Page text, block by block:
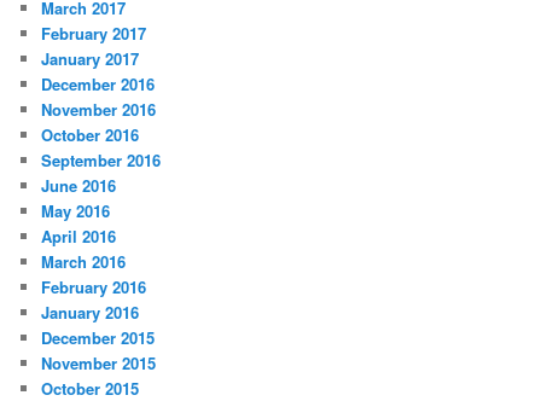
March 2017
February 2017
January 2017
December 2016
November 2016
October 2016
September 2016
June 2016
May 2016
April 2016
March 2016
February 2016
January 2016
December 2015
November 2015
October 2015